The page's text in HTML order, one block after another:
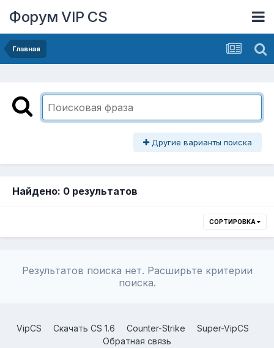
Форум VIP CS
Главная
Другие варианты поиска
Найдено: 0 результатов
СОРТИРОВКА
Результатов поиска нет. Расширьте критерии
поиска.
VipCS Скачать CS 1.6 Counter-Strike
Super-VipCS
Обратная связь